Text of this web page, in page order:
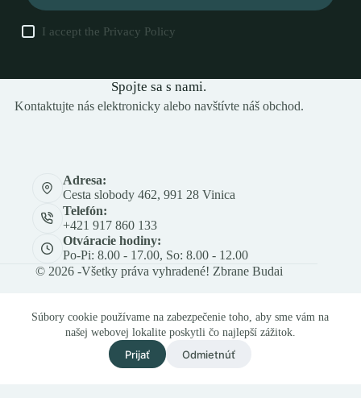
Súbory cookie používame na zabezpečenie toho, aby sme vám na
našej webovej lokalite poskytli čo najlepší zážitok.
Prijať Odmietnúť
I accept the Privacy Policy
Spojte sa s nami.
Kontaktujte nás elektronicky alebo navštívte náš obchod.
Adresa:
Cesta slobody 462, 991 28 Vinica
Telefón:
+421 917 860 133
Otváracie hodiny:
Po-Pi: 8.00 - 17.00, So: 8.00 - 12.00
© 2026 -Všetky práva vyhradené! Zbrane Budai